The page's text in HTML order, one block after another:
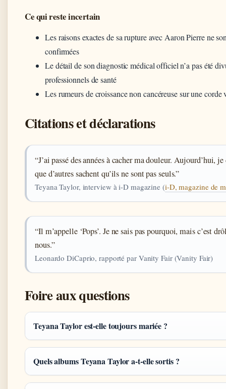
Ce qui reste incertain
Les raisons exactes de sa rupture avec Aaron Pierre ne
confirmées
Le détail de son diagnostic médical officiel n’a pas été
professionnels de santé
Les rumeurs de croissance non cancéreuse sur une
Citations et déclarations
“J’ai passé des années à cacher ma douleur. Aujourd’hui,
que d’autres sachent qu’ils ne sont pas seuls.”
Teyana Taylor, interview à i-D magazine (i-D, magazine de
“Il m’appelle ‘Pops’. Je ne sais pas pourquoi, mais c’est
nous.”
Leonardo DiCaprio, rapporté par Vanity Fair (Vanity Fair)
Foire aux questions
Teyana Taylor est-elle toujours mariée ?
Quels albums Teyana Taylor a-t-elle sortis ?